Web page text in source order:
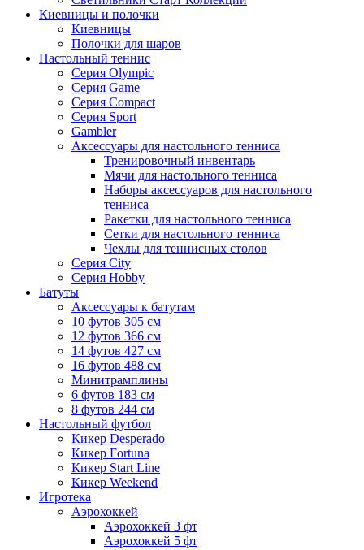
Киевницы и полочки
Киевницы
Полочки для шаров
Настольный теннис
Серия Olympic
Серия Game
Серия Compact
Серия Sport
Gambler
Аксессуары для настольного тенниса
Тренировочный инвентарь
Мячи для настольного тенниса
Наборы аксессуаров для настольного
тенниса
Ракетки для настольного тенниса
Сетки для настольного тенниса
Чехлы для теннисных столов
Серия City
Серия Hobby
Батуты
Аксессуары к батутам
10 футов 305 см
12 футов 366 см
14 футов 427 см
16 футов 488 см
Минитрамплины
6 футов 183 см
8 футов 244 см
Настольный футбол
Кикер Desperado
Кикер Fortuna
Кикер Start Line
Кикер Weekend
Игротека
Аэрохоккей
Аэрохоккей 3 фт
Аэрохоккей 5 фт